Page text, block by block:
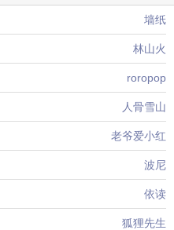
墙纸
林山火
roropop
人骨雪山
老爷爱小红
波尼
依读
狐狸先生